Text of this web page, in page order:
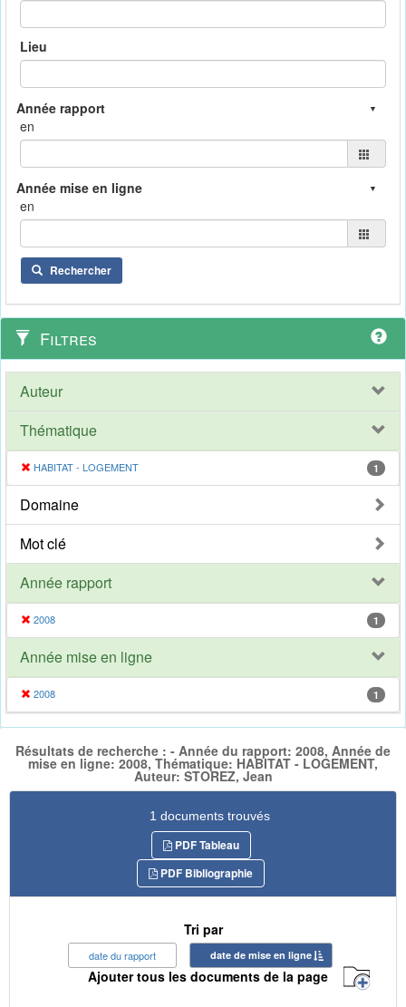
Lieu
en
en
Rechercher
Filtres
Auteur
Thématique
HABITAT - LOGEMENT 1
Domaine
Mot clé
Année rapport
2008 1
Année mise en ligne
2008 1
Résultats de recherche : - Année du rapport: 2008, Année de
mise en ligne: 2008, Thématique: HABITAT - LOGEMENT,
Auteur: STOREZ, Jean
1 documents trouvés
PDF Tableau
PDF Bibliographie
Tri par
date du rapport date de mise en ligne
Ajouter tous les documents de la page